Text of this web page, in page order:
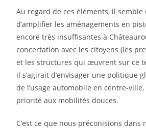
Au regard de ces éléments, il
d’amplifier les aménagements en
encore très insuffisantes à
concertation avec les citoyens (les
et les structures qui œuvrent sur ce
il s’agirait d’envisager une politique
de l’usage automobile en centre-
priorité aux mobilités douces.
C’est ce que nous préconisions dans